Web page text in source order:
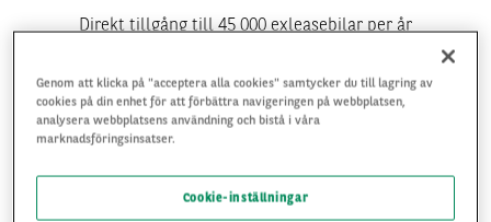
Direkt tillgång till 45 000 exleasebilar per år
Genom att klicka på "acceptera alla cookies" samtycker du till lagring av
cookies på din enhet för att förbättra navigeringen på webbplatsen,
analysera webbplatsens användning och bistå i våra
marknadsföringsinsatser.
Cookie-inställningar